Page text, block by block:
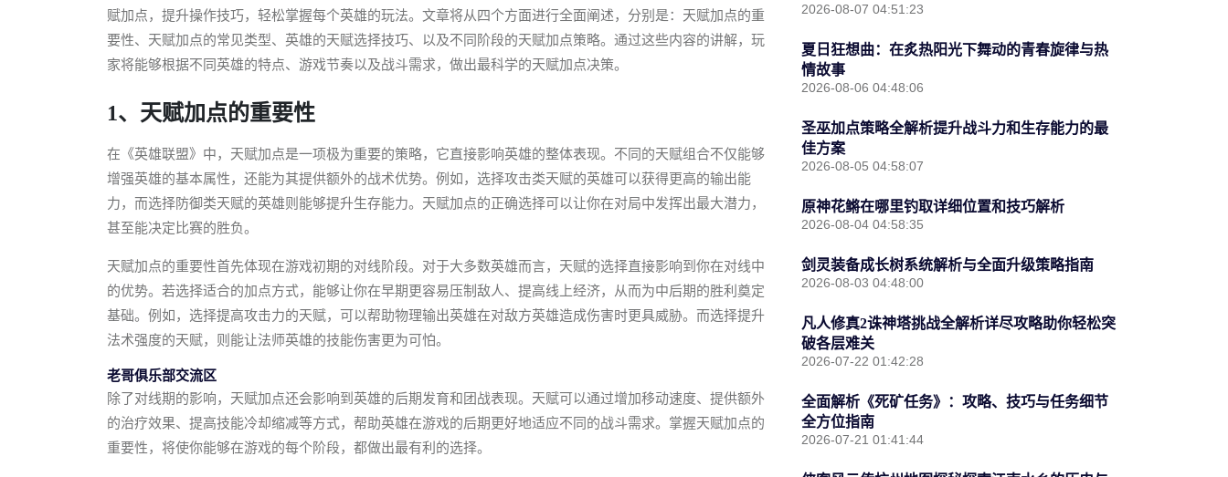
赋加点，提升操作技巧，轻松掌握每个英雄的玩法。文章将从四个方面进行全面阐述，分别是：天赋加点的重
要性、天赋加点的常见类型、英雄的天赋选择技巧、以及不同阶段的天赋加点策略。通过这些内容的讲解，玩
家将能够根据不同英雄的特点、游戏节奏以及战斗需求，做出最科学的天赋加点决策。
1、天赋加点的重要性
在《英雄联盟》中，天赋加点是一项极为重要的策略，它直接影响英雄的整体表现。不同的天赋组合不仅能够
增强英雄的基本属性，还能为其提供额外的战术优势。例如，选择攻击类天赋的英雄可以获得更高的输出能
力，而选择防御类天赋的英雄则能够提升生存能力。天赋加点的正确选择可以让你在对局中发挥出最大潜力，
甚至能决定比赛的胜负。
天赋加点的重要性首先体现在游戏初期的对线阶段。对于大多数英雄而言，天赋的选择直接影响到你在对线中
的优势。若选择适合的加点方式，能够让你在早期更容易压制敌人、提高线上经济，从而为中后期的胜利奠定
基础。例如，选择提高攻击力的天赋，可以帮助物理输出英雄在对敌方英雄造成伤害时更具威胁。而选择提升
法术强度的天赋，则能让法师英雄的技能伤害更为可怕。
老哥俱乐部交流区
除了对线期的影响，天赋加点还会影响到英雄的后期发育和团战表现。天赋可以通过增加移动速度、提供额外
的治疗效果、提高技能冷却缩减等方式，帮助英雄在游戏的后期更好地适应不同的战斗需求。掌握天赋加点的
重要性，将使你能够在游戏的每个阶段，都做出最有利的选择。
2026-08-07 04:51:23
夏日狂想曲：在炙热阳光下舞动的青春旋律与热
情故事
2026-08-06 04:48:06
圣巫加点策略全解析提升战斗力和生存能力的最
佳方案
2026-08-05 04:58:07
原神花鳉在哪里钓取详细位置和技巧解析
2026-08-04 04:58:35
剑灵装备成长树系统解析与全面升级策略指南
2026-08-03 04:48:00
凡人修真2诛神塔挑战全解析详尽攻略助你轻松突
破各层难关
2026-07-22 01:42:28
全面解析《死矿任务》：攻略、技巧与任务细节
全方位指南
2026-07-21 01:41:44